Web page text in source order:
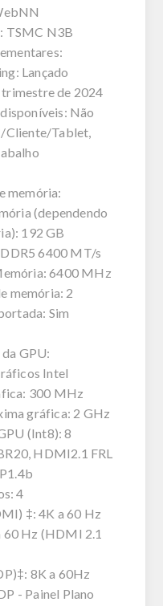
TSMC N3B
Lançado
trimestre de 2024
Não
Cliente/Tablet,
memória:
(dependendo
192 GB
6400 MT/s
6400 MHz
memória: 2
Sim
GPU:
Intel
300 MHz
gráfica: 2 GHz
(Int8): 8
HDMI2.1 FRL
4
‡: 4K a 60 Hz
Hz (HDMI 2.1
8K a 60Hz
- Painel Plano